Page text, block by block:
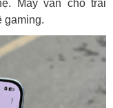
Máy vẫn cho trải
gaming.